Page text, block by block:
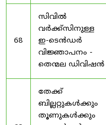
68
സിവിൽ
വർക്ക്സിനുള്ള
ഇ-ടെൻഡർ
വിജ്ഞാപനം -
തെന്മല ഡിവിഷൻ
തേക്ക്
ബില്ലറ്റുകൾക്കും
തൂണുകൾക്കും